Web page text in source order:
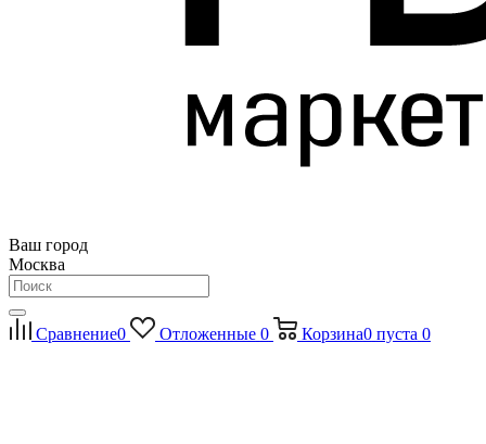
Ваш город
Москва
Сравнение0 Отложенные 0 Корзина0 пуста 0